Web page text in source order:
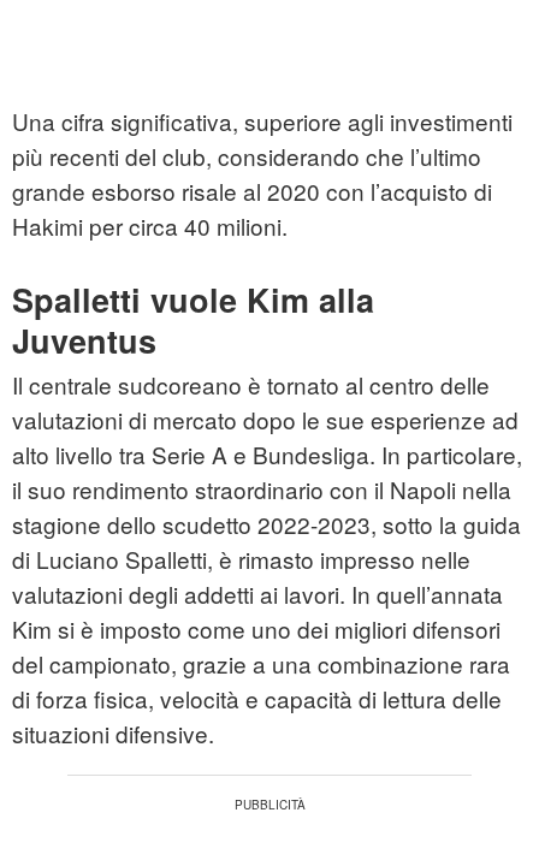
Una cifra significativa, superiore agli investimenti
più recenti del club, considerando che l’ultimo
grande esborso risale al 2020 con l’acquisto di
Hakimi per circa 40 milioni.
Spalletti vuole Kim alla
Juventus
Il centrale sudcoreano è tornato al centro delle
valutazioni di mercato dopo le sue esperienze ad
alto livello tra Serie A e Bundesliga. In particolare,
il suo rendimento straordinario con il Napoli nella
stagione dello scudetto 2022-2023, sotto la guida
di Luciano Spalletti, è rimasto impresso nelle
valutazioni degli addetti ai lavori. In quell’annata
Kim si è imposto come uno dei migliori difensori
del campionato, grazie a una combinazione rara
di forza fisica, velocità e capacità di lettura delle
situazioni difensive.